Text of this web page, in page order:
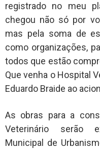
registrado no meu
chegou não só por
mas pela soma de
como organizações,
todos que estão
Que venha o Hospital
Eduardo Braide ao
As obras para a
Veterinário serão
Municipal de